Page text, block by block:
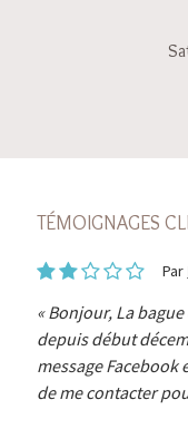
TÉMOIGNAGES
Par
Bonjour, La
depuis début
message
de me contacter